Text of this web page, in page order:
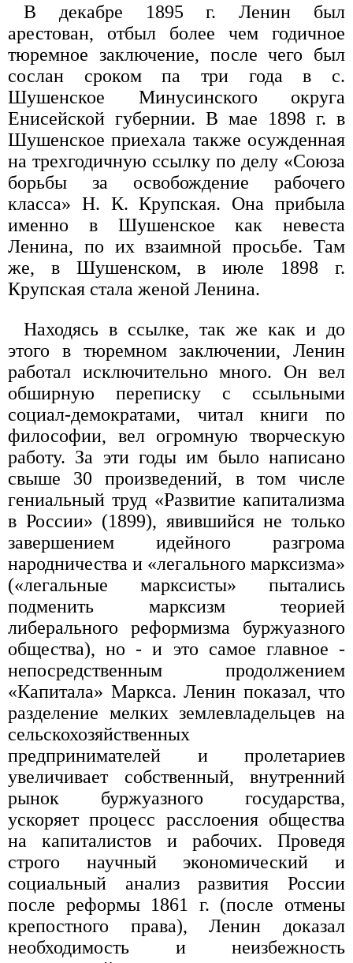
В декабре 1895 г. Ленин был
арестован, отбыл более чем годичное
тюремное заключение, после чего был
сослан сроком па три года в с.
Шушенское Минусинского округа
Енисейской губернии. В мае 1898 г. в
Шушенское приехала также осужденная
на трехгодичную ссылку по делу «Союза
борьбы за освобождение рабочего
класса» Н. К. Крупская. Она прибыла
именно в Шушенское как невеста
Ленина, по их взаимной просьбе. Там
же, в Шушенском, в июле 1898 г.
Крупская стала женой Ленина.
Находясь в ссылке, так же как и до
этого в тюремном заключении, Ленин
работал исключительно много. Он вел
обширную переписку с ссыльными
социал-демократами, читал книги по
философии, вел огромную творческую
работу. За эти годы им было написано
свыше 30 произведений, в том числе
гениальный труд «Развитие капитализма
в России» (1899), явившийся не только
завершением идейного разгрома
народничества и «легального марксизма»
(«легальные марксисты» пытались
подменить марксизм теорией
либерального реформизма буржуазного
общества), но - и это самое главное -
непосредственным продолжением
«Капитала» Маркса. Ленин показал, что
разделение мелких землевладельцев на
сельскохозяйственных
предпринимателей и пролетариев
увеличивает собственный, внутренний
рынок буржуазного государства,
ускоряет процесс расслоения общества
на капиталистов и рабочих. Проведя
строго научный экономический и
социальный анализ развития России
после реформы 1861 г. (после отмены
крепостного права), Ленин доказал
необходимость и неизбежность